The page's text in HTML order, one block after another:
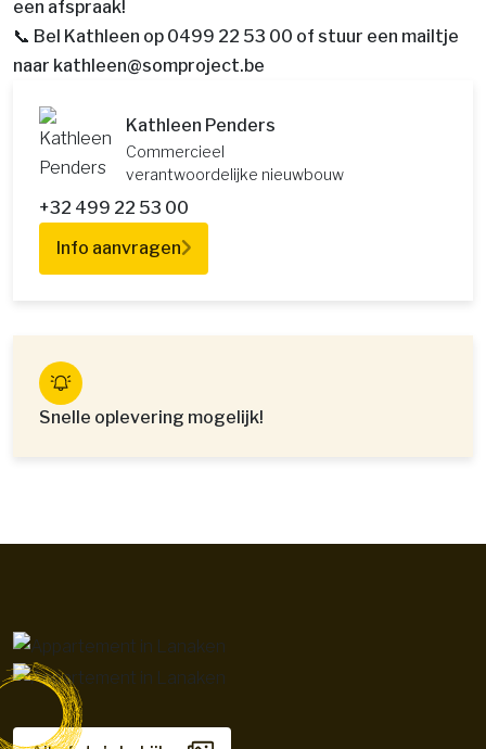
een afspraak!
📞 Bel Kathleen op 0499 22 53 00 of stuur een mailtje
naar kathleen@somproject.be
Kathleen Penders
Commercieel
verantwoordelijke nieuwbouw
+32 499 22 53 00
Info aanvragen
Snelle oplevering mogelijk!